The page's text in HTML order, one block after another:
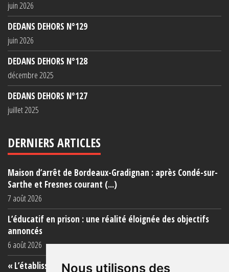
Nous utilisons des
juin 2026
DEDANS DEHORS N°129
juin 2026
DEDANS DEHORS N°128
décembre 2025
DEDANS DEHORS N°127
juillet 2025
DERNIERS ARTICLES
Maison d’arrêt de Bordeaux-Gradignan : après Condé-sur-
Sarthe et Fresnes courant (...)
7 août 2026
L’éducatif en prison : une réalité éloignée des objectifs
annoncés
6 août 2026
« L’établissement est une porcherie totale »